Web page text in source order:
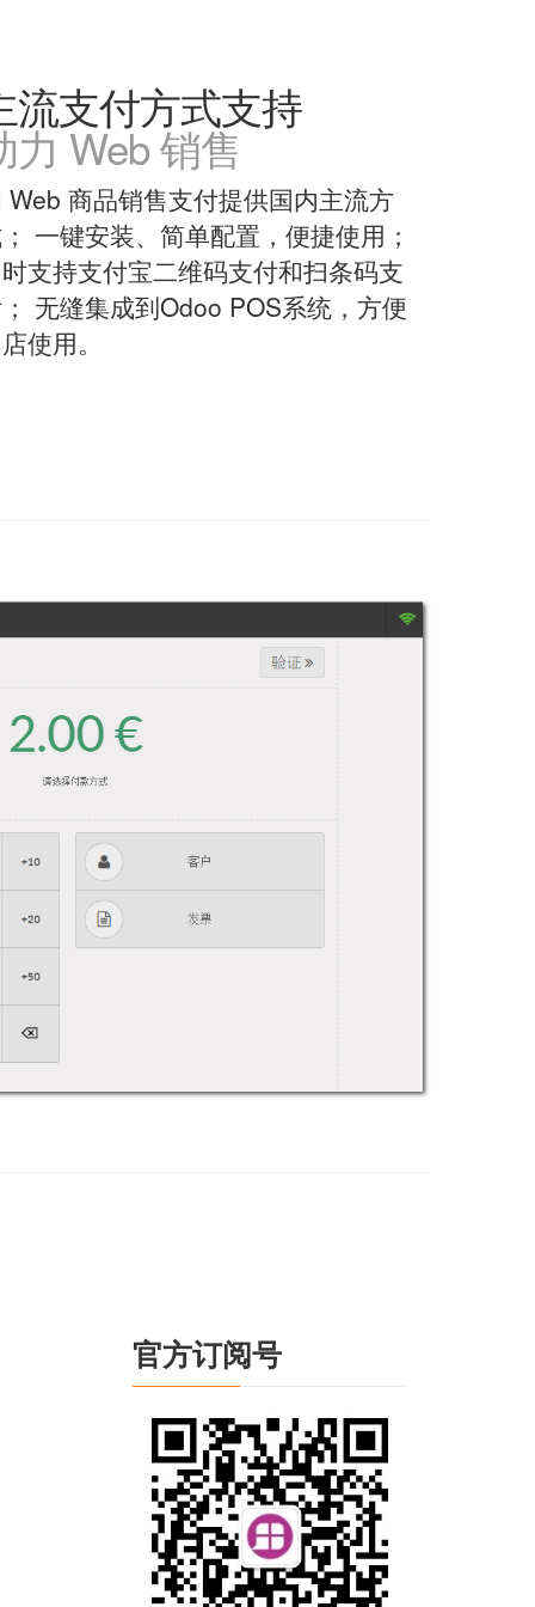
流支付方式支持
力 Web 销售
Web 商品销售支付提供国内主流方
一键安装、简单配置，便捷使用；
支持支付宝二维码支付和扫条码支
无缝集成到Odoo POS系统，方便
使用。
官方订阅号